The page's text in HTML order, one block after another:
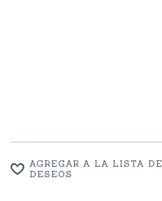
AGREGAR A LA LISTA DE
DESEOS